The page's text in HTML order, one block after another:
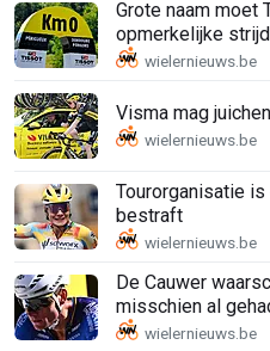
Grote naam moet
opmerkelijke strijd
Visma mag
Tourorganisatie
bestraft
De Cauwer
misschien al